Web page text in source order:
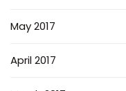
May 2017
April 2017